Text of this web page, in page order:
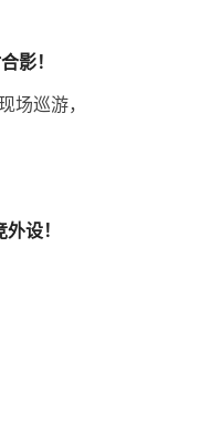
合影！
场巡游，
设！